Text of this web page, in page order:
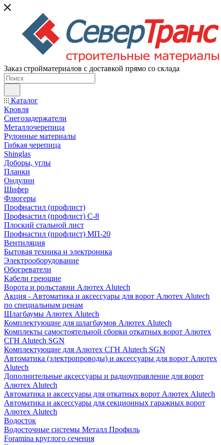
Заказ стройматериалов с доставкой прямо со склада
Каталог
Кровля
Снегозадержатели
Металлочерепица
Рулонные материалы
Гибкая черепица
Shinglas
Доборы, углы
Планки
Ондулин
Шифер
Флюгеры
Профнастил (профлист)
Профнастил (профлист) С-8
Плоский стальной лист
Профнастил (профлист) МП-20
Вентиляция
Бытовая техника и электроника
Электрооборудование
Обогреватели
Кабели греющие
Ворота и рольставни Алютех Alutech
Акция - Автоматика и аксессуары для ворот Алютех Alutech
по специальным ценам
Шлагбаумы Алютех Alutech
Комплектующие для шлагбаумов Алютех Alutech
Комплекты самостоятельной сборки откатных ворот Алютех
СГН Alutech SGN
Комплектующие для Алютех СГН Alutech SGN
Автоматика (электропроводы) и аксессуары для ворот Алютех
Alutech
Дополнительные аксессуары и радиоуправление для ворот
Алютех Alutech
Автоматика и аксессуары для откатных ворот Алютех Alutech
Автоматика и аксессуары для секционных гаражных ворот
Алютех Alutech
Водосток
Водосточные системы Металл Профиль
Foramina круглого сечения